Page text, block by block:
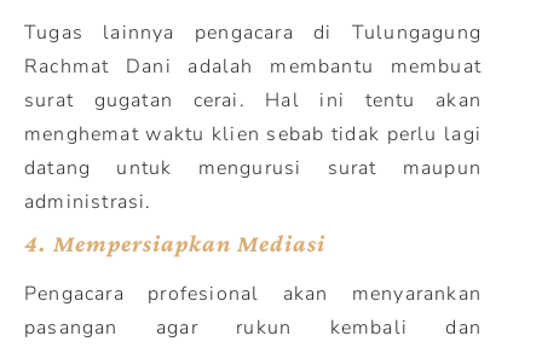
Tugas lainnya pengacara di Tulungagung
Rachmat Dani adalah membantu membuat
surat gugatan cerai. Hal ini tentu akan
menghemat waktu klien sebab tidak perlu lagi
datang untuk mengurusi surat maupun
administrasi.
4. Mempersiapkan Mediasi
Pengacara profesional akan menyarankan
pasangan agar rukun kembali dan